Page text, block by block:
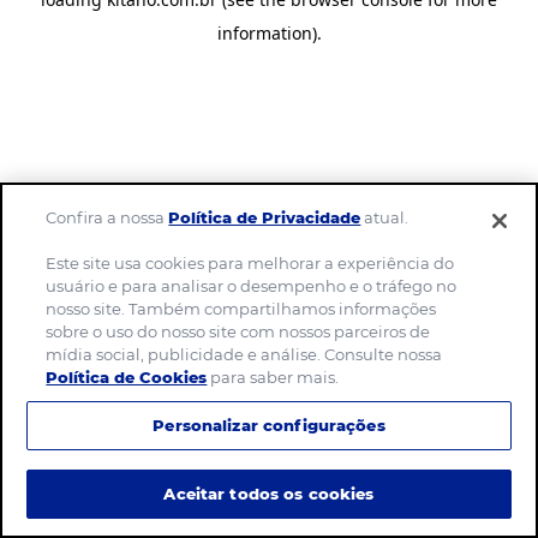
information).
Confira a nossaPolítica de Privacidadeatual.
Este site usa cookies para melhorar a experiência do
usuário e para analisar o desempenho e o tráfego no
nosso site. Também compartilhamos informações
sobre o uso do nosso site com nossos parceiros de
mídia social, publicidade e análise. Consulte nossa
Política de Cookies para saber mais.
Personalizar configurações
Aceitar todos os cookies